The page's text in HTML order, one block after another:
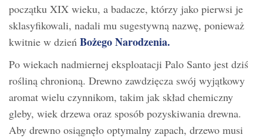
początku XIX wieku, a badacze, którzy jako pierwsi je
sklasyfikowali, nadali mu sugestywną nazwę, ponieważ
kwitnie w dzień Bożego Narodzenia.
Po wiekach nadmiernej eksploatacji Palo Santo jest dziś
rośliną chronioną. Drewno zawdzięcza swój wyjątkowy
aromat wielu czynnikom, takim jak skład chemiczny
gleby, wiek drzewa oraz sposób pozyskiwania drewna.
Aby drewno osiągnęło optymalny zapach, drzewo musi